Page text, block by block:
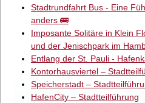
Stadtrundfahrt Bus - Eine
anders 🚌
Imposante Solitäre in Klein
und der Jenischpark im
Entlang der St. Pauli -
Kontorhausviertel –
Speicherstadt –
HafenCity – Stadtteilführung